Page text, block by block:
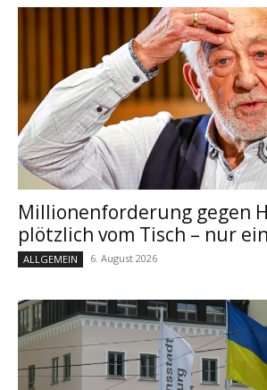
Millionenforderung gegen
plötzlich vom Tisch – nur
ALLGEMEIN 6. August 2026